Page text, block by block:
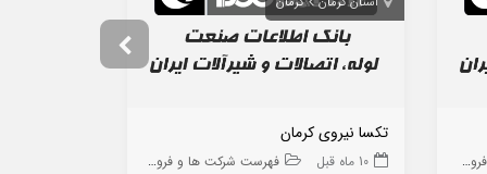
ها
تکسا نیروی کرمان
10 ماه قبل فهرست شرکت ها و فروشگاه ها